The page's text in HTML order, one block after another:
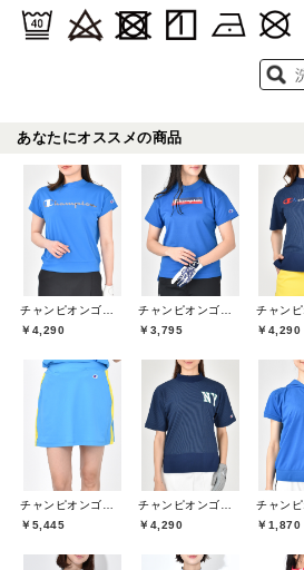
あなたにオススメの商品
￥4,290
￥3,795
￥4,290
￥5,445
￥4,290
￥1,870